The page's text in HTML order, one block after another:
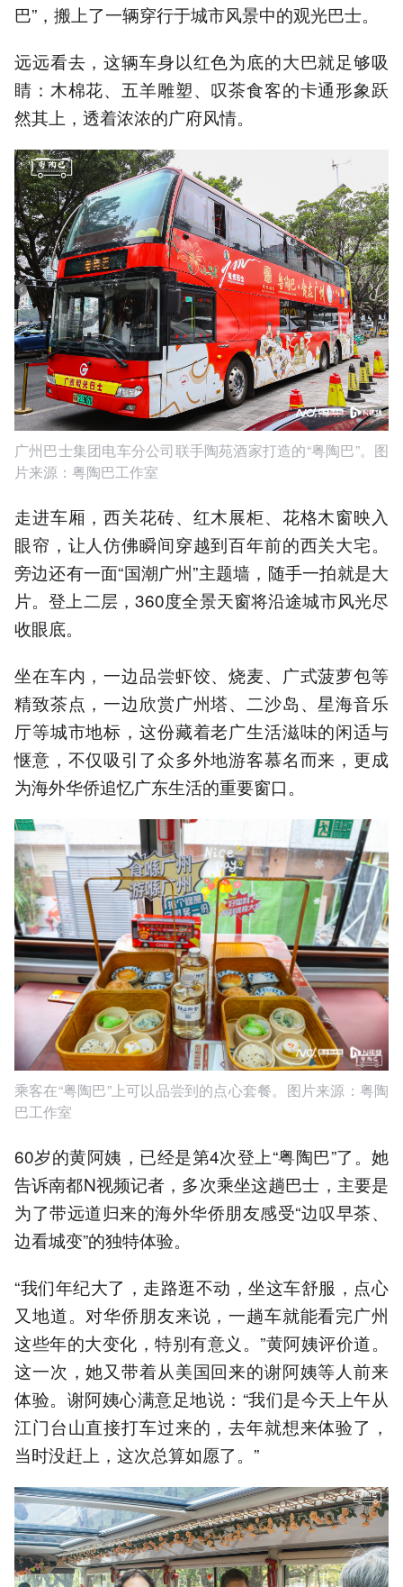
巴”，搬上了一辆穿行于城市风景中的观光巴士。
远远看去，这辆车身以红色为底的大巴就足够吸
睛：木棉花、五羊雕塑、叹茶食客的卡通形象跃
然其上，透着浓浓的广府风情。
广州巴士集团电车分公司联手陶苑酒家打造的“粤陶巴”。图
片来源：粤陶巴工作室
走进车厢，西关花砖、红木展柜、花格木窗映入
眼帘，让人仿佛瞬间穿越到百年前的西关大宅。
旁边还有一面“国潮广州”主题墙，随手一拍就是大
片。登上二层，360度全景天窗将沿途城市风光尽
收眼底。
坐在车内，一边品尝虾饺、烧麦、广式菠萝包等
精致茶点，一边欣赏广州塔、二沙岛、星海音乐
厅等城市地标，这份藏着老广生活滋味的闲适与
惬意，不仅吸引了众多外地游客慕名而来，更成
为海外华侨追忆广东生活的重要窗口。
乘客在“粤陶巴”上可以品尝到的点心套餐。图片来源：粤陶
巴工作室
60岁的黄阿姨，已经是第4次登上“粤陶巴”了。她
告诉南都N视频记者，多次乘坐这趟巴士，主要是
为了带远道归来的海外华侨朋友感受“边叹早茶、
边看城变”的独特体验。
“我们年纪大了，走路逛不动，坐这车舒服，点心
又地道。对华侨朋友来说，一趟车就能看完广州
这些年的大变化，特别有意义。”黄阿姨评价道。
这一次，她又带着从美国回来的谢阿姨等人前来
体验。谢阿姨心满意足地说：“我们是今天上午从
江门台山直接打车过来的，去年就想来体验了，
当时没赶上，这次总算如愿了。”